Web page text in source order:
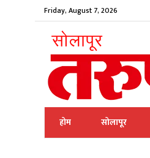
Friday, August 7, 2026
होम सोलापूर